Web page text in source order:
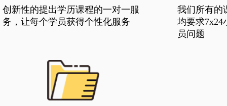
创新性的提出学历课程的一对一服
务，让每个学员获得个性化服务
我们所有的
均要求7x24
员问题